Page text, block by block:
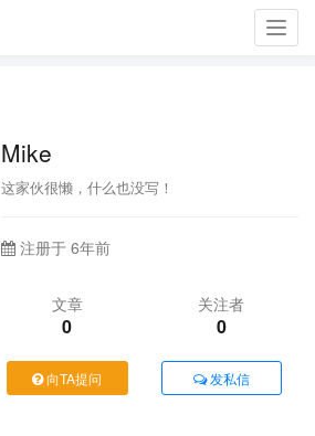
Mike
这家伙很懒，什么也没写！
注册于 6年前
文章
0
关注者
0
向TA提问 发私信